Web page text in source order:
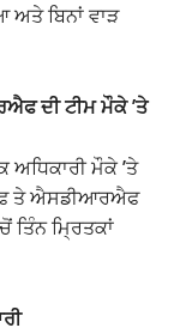
ਅਤੇ ਬਿਨਾਂ ਵਾੜ
ਦੀ ਟੀਮ ਮੌਕੇ ’ਤੇ
ਅਧਿਕਾਰੀ ਮੌਕੇ ’ਤੇ
ਤੇ ਐਸਡੀਆਰਐਫ
ਤਿੰਨ ਮ੍ਰਿਤਕਾਂ